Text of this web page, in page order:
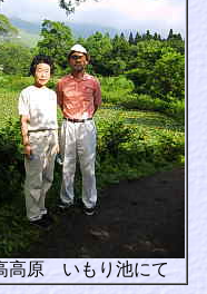
高原 いもり池にて